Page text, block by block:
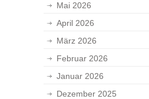
Mai 2026
April 2026
März 2026
Februar 2026
Januar 2026
Dezember 2025